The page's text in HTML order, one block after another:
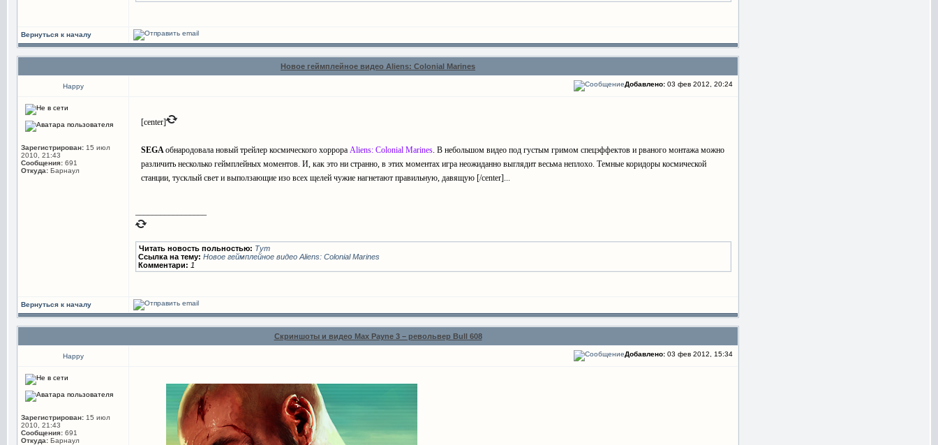
Вернуться к началу
Новое геймплейное видео Aliens: Colonial Marines
Happy Добавлено: 03 фев 2012, 20:24
Зарегистрирован: 15 июл
2010, 21:43
Сообщения: 691
Откуда: Барнаул
[center]
SEGAобнародовала новый трейлер космического хоррора Aliens: Colonial Marines. В небольшом видео под густым гримом спецэффектов и рваного монтажа можно
различить несколько геймплейных моментов. И, как это ни странно, в этих моментах игра неожиданно выглядит весьма неплохо. Темные коридоры космической
станции, тусклый свет и выползающие изо всех щелей чужие нагнетают правильную, давящую [/center]...
Читать новость польностью: Тут
Ссылка на тему: Новое геймплейное видео Aliens: Colonial Marines
Комментари: 1
Вернуться к началу
Скриншоты и видео Max Payne 3 – револьвер Bull 608
Happy Добавлено: 03 фев 2012, 15:34
Зарегистрирован: 15 июл
2010, 21:43
Сообщения: 691
Откуда: Барнаул